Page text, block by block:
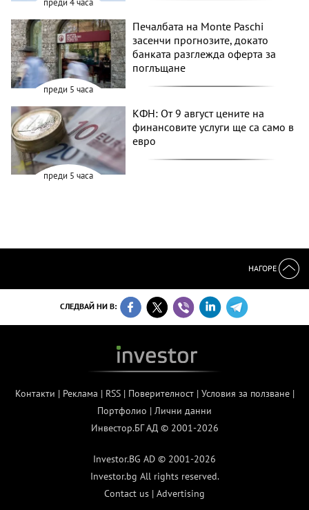
преди 4 часа
преди 5 часа
Печалбата на Monte Paschi
засенчи прогнозите, докато
банката разглежда оферта за
поглъщане
преди 5 часа
КФН: От 9 август цените на
финансовите услуги ще са само в
евро
НАГОРЕ
СЛЕДВАЙ НИ В:
Контакти | Реклама | RSS| Поверителност| Условия за ползване|
Портфолио | Лични данни
Инвестор.БГ АД © 2001-2026
Investor.BG AD © 2001-2026
Investor.bg All rights reserved.
Contact us | Advertising